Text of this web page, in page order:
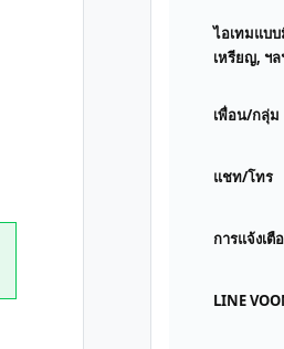
ไอเทมแบ
เหรียญ, ฯล
เพื่อน/กลุ่ม
แชท/โทร
การแจ้งเตื
LINE